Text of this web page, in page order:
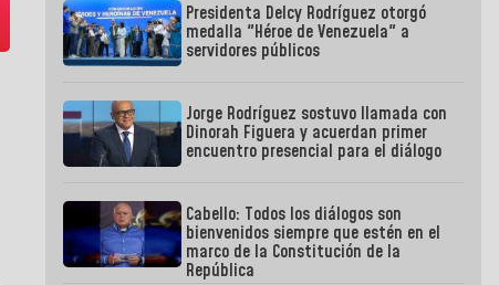
Presidenta Delcy Rodríguez otorgó
medalla "Héroe de Venezuela" a
servidores públicos
Jorge Rodríguez sostuvo llamada con
Dinorah Figuera y acuerdan primer
encuentro presencial para el diálogo
Cabello: Todos los diálogos son
bienvenidos siempre que estén en el
marco de la Constitución de la
República